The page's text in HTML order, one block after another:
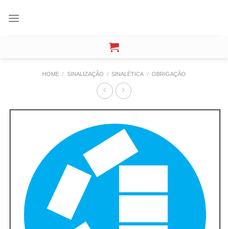
HOME / SINALIZAÇÃO / SINALÉTICA / OBRIGAÇÃO